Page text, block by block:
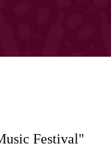
Festival"